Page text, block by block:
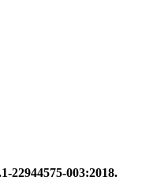
22944575-003:2018.